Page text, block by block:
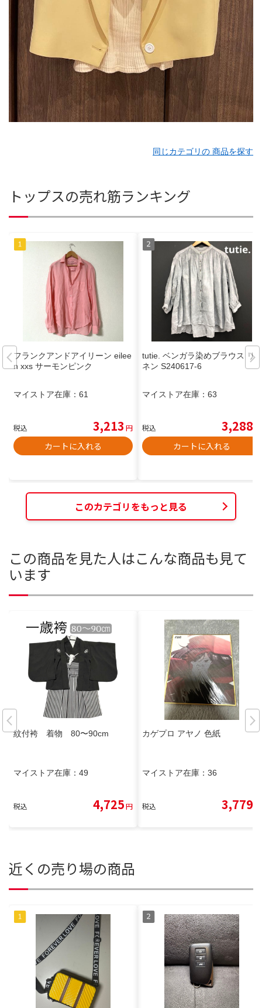
同じカテゴリの 商品を探す
トップスの売れ筋ランキング
フランクアンドアイリーン eilee
n xxs サーモンピンク
マイストア在庫： 61
税込 3,213 円
カートに入れる
tutie. ベンガラ染めブラウス リ
ネン S240617-6
マイストア在庫： 63
税込 3,288
カートに入れる
このカテゴリをもっと見る
この商品を見た人はこんな商品も見て
います
紋付袴 着物 80〜90cm
マイストア在庫： 49
税込 4,725円
カゲプロ アヤノ 色紙
マイストア在庫： 36
税込 3,779
近くの売り場の商品